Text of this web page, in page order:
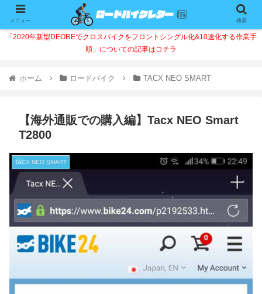
「2020年新型DEOREでクロスバイクをフロントシングル化&10速化する作業手
順」についての記事はコチラ
ホーム ロードバイク TACX NEO SMART
【海外通販での購入編】Tacx NEO Smart
T2800
TACX NEO SMART
メニュー 検索